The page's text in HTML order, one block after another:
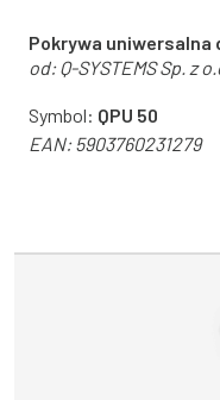
Pokrywa uniwersalna
od:Q-SYSTEMS Sp. z
Symbol: QPU 50
EAN:5903760231279